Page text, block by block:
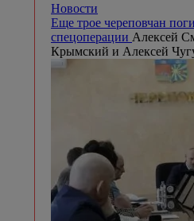
Новости
Еще трое череповчан
спецоперации Алексей
Крымский и Алексей